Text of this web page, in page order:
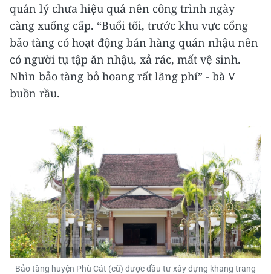
quản lý chưa hiệu quả nên công trình ngày
càng xuống cấp. “Buổi tối, trước khu vực cổng
bảo tàng có hoạt động bán hàng quán nhậu nên
có người tụ tập ăn nhậu, xả rác, mất vệ sinh.
Nhìn bảo tàng bỏ hoang rất lãng phí” - bà V
buồn rầu.
Bảo tàng huyện Phù Cát (cũ) được đầu tư xây dựng khang trang